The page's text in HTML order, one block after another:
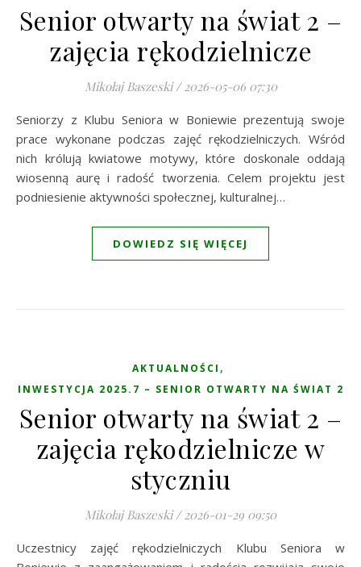
Senior otwarty na świat 2 –
zajęcia rękodzielnicze
Mikołaj Baszeski / 2026-05-06 07:30
Seniorzy z Klubu Seniora w Boniewie prezentują swoje
prace wykonane podczas zajęć rękodzielniczych. Wśród
nich królują kwiatowe motywy, które doskonale oddają
wiosenną aurę i radość tworzenia. Celem projektu jest
podniesienie aktywności społecznej, kulturalnej…
DOWIEDZ SIĘ WIĘCEJ
AKTUALNOŚCI ,
INWESTYCJA 2025.7 – SENIOR OTWARTY NA ŚWIAT 2
Senior otwarty na świat 2 –
zajęcia rękodzielnicze w
styczniu
Mikołaj Baszeski / 2026-01-29 09:50
Uczestnicy zajęć rękodzielniczych Klubu Seniora w